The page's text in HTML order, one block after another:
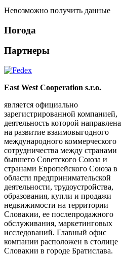
Невозможно получить данные
Пoгодa
Партнеры
East West Cooperation s.r.o.
является официально
зарегистрированной компанией,
деятельность которой направлена
на развитие взаимовыгодного
международного коммерческого
сотрудничества между странами
бывшего Советского Союза и
странами Европейского Союза в
области предпринимательской
деятельности, трудоустройства,
образования, купли и продажи
недвижимости на территории
Словакии, ее послепродажного
обслуживания, маркетинговых
исследований. Главный офис
компании расположен в столице
Словакии в городе Братислава.